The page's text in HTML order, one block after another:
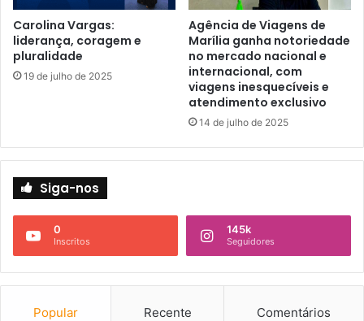
Carolina Vargas:
liderança, coragem e
pluralidade
19 de julho de 2025
Agência de Viagens de
Marília ganha notoriedade
no mercado nacional e
internacional, com
viagens inesquecíveis e
atendimento exclusivo
14 de julho de 2025
Siga-nos
0
Inscritos
145k
Seguidores
Popular Recente Comentários